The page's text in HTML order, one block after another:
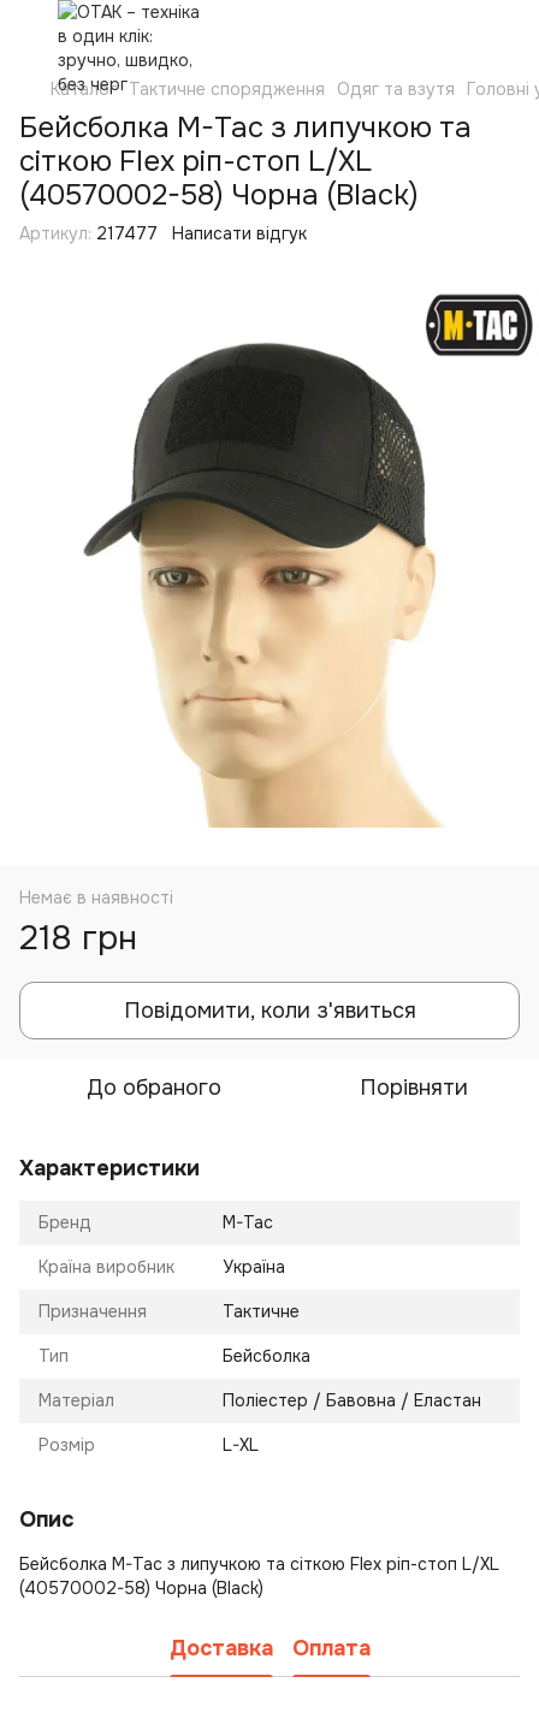
Каталог Тактичне спорядження Одяг та взутя Головні
Бейсболка M-Tac з липучкою та
сіткою Flex ріп-стоп L/XL
(40570002-58) Чорна (Black)
Артикул: 217477 Написати відгук
Немає в наявності
218 грн
Повідомити, коли з'явиться
До обраного Порівняти
Характеристики
Бренд M-Tac
Країна виробник Україна
Призначення Тактичне
Тип Бейсболка
Матеріал Поліестер / Бавовна / Еластан
Розмір L-XL
Опис
Бейсболка M-Tac з липучкою та сіткою Flex ріп-стоп L/XL
(40570002-58) Чорна (Black)
Доставка Оплата